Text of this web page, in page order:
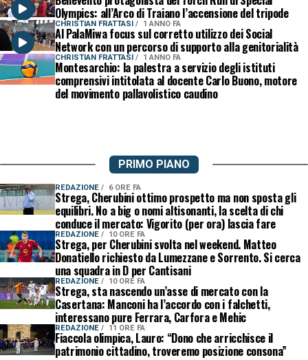
Olympics: all’Arco di Traiano l’accensione del tripode
CHRISTIAN FRATTASI 1 ANNO FA
Al PalaMiwa focus sul corretto utilizzo dei Social
Network con un percorso di supporto alla genitorialità
CHRISTIAN FRATTASI 1 ANNO FA
Montesarchio: la palestra a servizio degli istituti
comprensivi intitolata al docente Carlo Buono, motore
del movimento pallavolistico caudino
PRIMO PIANO
REDAZIONE 6 ORE FA
Strega, Cherubini ottimo prospetto ma non sposta gli
equilibri. No a big o nomi altisonanti, la scelta di chi
conduce il mercato: Vigorito (per ora) lascia fare
REDAZIONE 10 ORE FA
Strega, per Cherubini svolta nel weekend. Matteo
Donatiello richiesto da Lumezzane e Sorrento. Si cerca
una squadra in D per Cantisani
REDAZIONE 10 ORE FA
Strega, sta nascendo un’asse di mercato con la
Casertana: Manconi ha l’accordo con i falchetti,
interessano pure Ferrara, Carfora e Mehic
REDAZIONE 11 ORE FA
Fiaccola olimpica, Lauro: “Dono che arricchisce il
patrimonio cittadino, troveremo posizione consona”